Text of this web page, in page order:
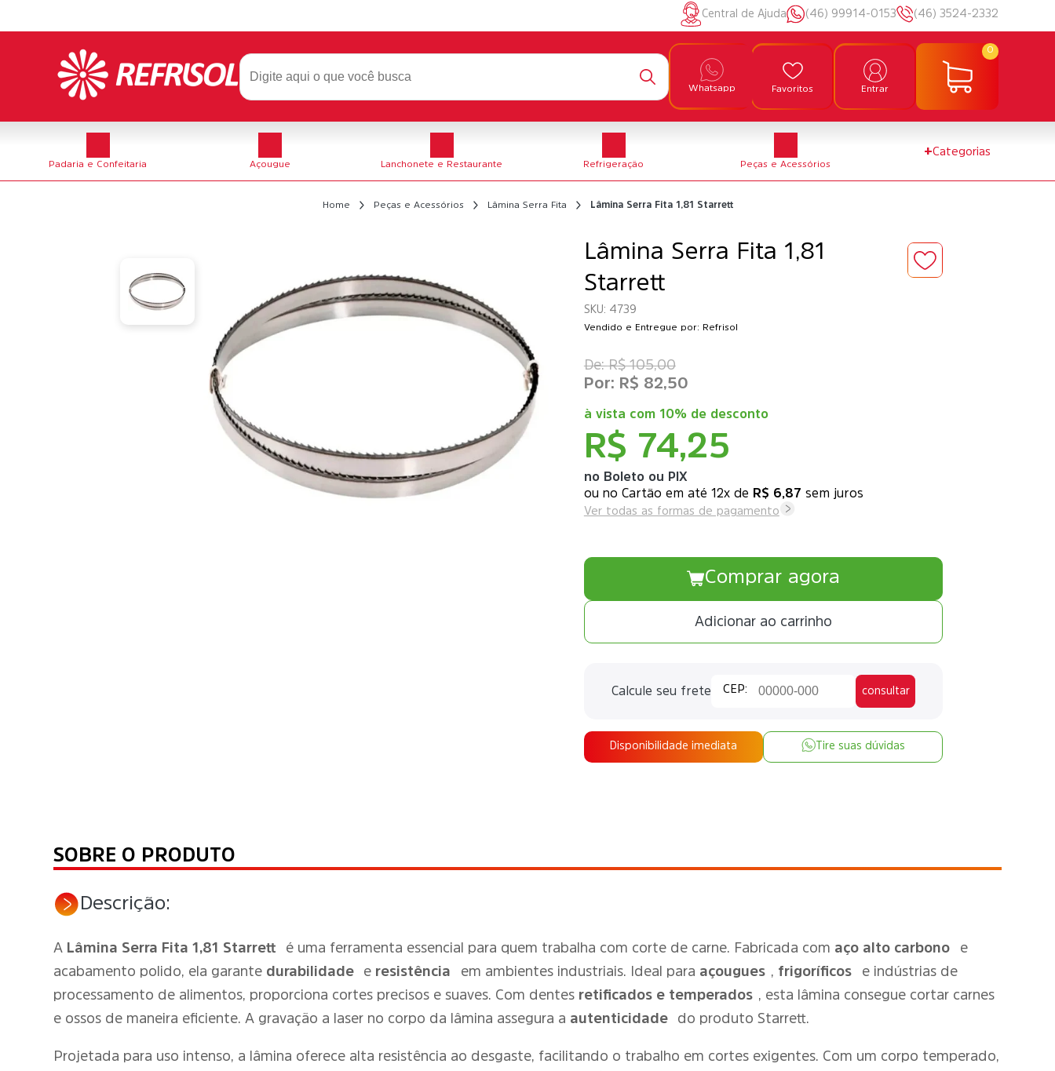
Central de Ajuda (46) 99914-0153 (46) 3524-2332
Whatsapp Favoritos Entrar
0
Padaria e Confeitaria Açougue Lanchonete e Restaurante Refrigeração Peças e Acessórios
+Categorias
Home Peças e Acessórios Lâmina Serra Fita Lâmina Serra Fita 1,81 Starrett
Lâmina Serra Fita 1,81
Starrett
4739
Vendido e Entregue por: Refrisol
R$ 74,25
no Boleto ou PIX
à vista com 10% de desconto
R$ 105,00
R$ 82,50
ou 12x de R$ 6,87 sem juros
Ver todas as formas de pagamento
Adicionar ao carrinho
Comprar agora
Calcule seu frete consultar
Disponibilidade imediata Tire suas dúvidas
SOBRE O PRODUTO
Descrição:
A Lâmina Serra Fita 1,81 Starrett é uma ferramenta essencial para quem trabalha com corte de carne. Fabricada com aço alto carbono
e
acabamento polido, ela garante durabilidade e resistência em ambientes industriais. Ideal para açougues frigoríficos
e indústrias de
processamento de alimentos, proporciona cortes precisos e suaves. Com dentes retificados e temperados
, esta lâmina consegue cortar carnes
e ossos de maneira eficiente. A gravação a laser no corpo da lâmina assegura a autenticidade do produto Starrett.
Projetada para uso intenso, a lâmina oferece alta resistência ao desgaste, facilitando o trabalho em cortes exigentes. Com um corpo temperado,